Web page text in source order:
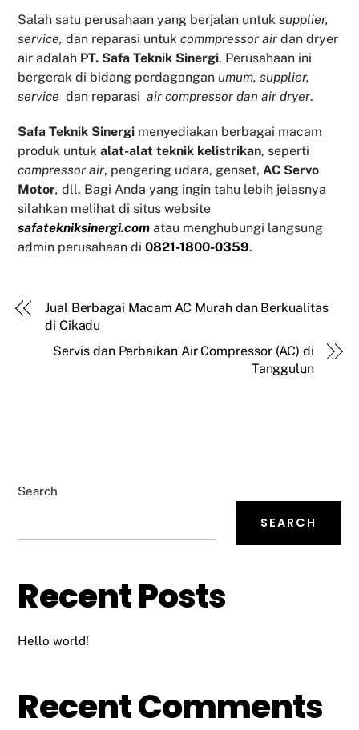
Salah satu perusahaan yang berjalan untuksupplier,
service, dan reparasi untukcommpressor air dan dryer
air adalah PT. Safa Teknik Sinergi. Perusahaan ini
bergerak di bidang perdaganganumum, supplier,
service dan reparasiair compressor dan air dryer.
Safa Teknik Sinergi menyediakan berbagai macam
produk untukalat-alat teknik kelistrikan, seperti
compressor air, pengering udara, genset,AC Servo
Motor, dll. Bagi Anda yang ingin tahu lebih jelasnya
silahkan melihat di situs website
safatekniksinergi.com atau menghubungi langsung
admin perusahaan di0821-1800-0359.
Jual Berbagai Macam AC Murah dan Berkualitas
di Cikadu
Servis dan Perbaikan Air Compressor (AC) di
Tanggulun
Search
SEARCH
Recent Posts
Hello world!
Recent Comments